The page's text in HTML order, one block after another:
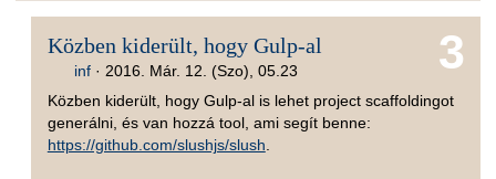
3
Közben kiderült, hogy Gulp-al
inf· 2016. Már. 12. (Szo), 05.23
Közben kiderült, hogy Gulp-al is lehet project scaffoldingot
generálni, és van hozzá tool, ami segít benne:
https://github.com/slushjs/slush